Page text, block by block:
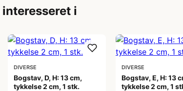
interesseret i
DIVERSE
Bogstav, D, H: 13 cm,
tykkelse 2 cm, 1 stk.
DIVERSE
Bogstav, E, H: 13
tykkelse 2 cm, 1